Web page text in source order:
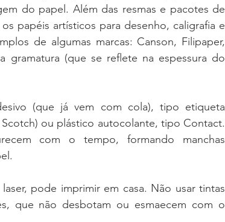
do papel. Além das resmas e pacotes de
papéis artísticos para desenho, caligrafia e
de algumas marcas: Canson, Filipaper,
gramatura (que se reflete na espessura do
(que já vem com cola), tipo etiqueta
ou plástico autocolante, tipo Contact.
com o tempo, formando manchas
pode imprimir em casa. Não usar tintas
que não desbotam ou esmaecem com o